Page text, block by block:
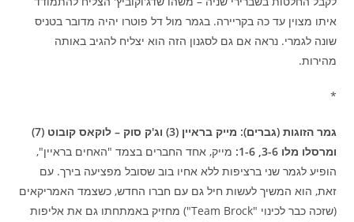
איתו מצוין עד כה בקריירה. בגמר מול דל פוטרו יהיה מדובר בטניס
שונה לגמרי. נראה אם גם לסגנון הזה הוא יצליח להגיב באותה
מהירות.
*
גמר הזוגות (גברים): מייק בראיין (3) וג'ק סוק – לוקאס קובוט (7)
ומרסלו מלו 3-6, 1-6:
מייק, אחד החברים בצמד "האחים בראיין",
הופיע לגמר שני ברציפות ללא אחיו בוב שסובל מפציעה בירך. עם
זאת, הוא המשיך לעשות חיל גם עם חברו החדש, כשצמד האמריקאים
(שזכה כבר לכינוי "Team Brock") מחזיק באמתחתו גם את אליפות